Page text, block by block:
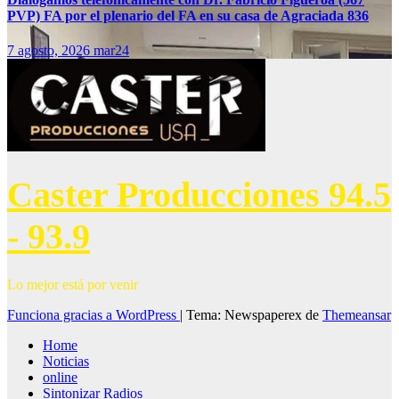
PVP) FA por el plenario del FA en su casa de Agraciada 836
7 agosto, 2026 mar24
Caster Producciones 94.5
- 93.9
Lo mejor está por venir
Funciona gracias a WordPress | Tema: Newspaperex de Themeansar
Home
Noticias
online
Sintonizar Radios